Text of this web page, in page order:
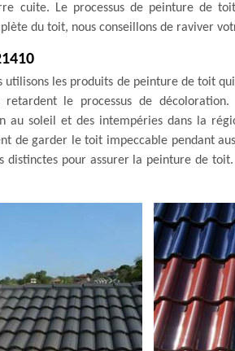
cuite. Le processus de peinture de
du toit, nous conseillons de raviver
utilisons les produits de peinture de toit
le processus de décoloration.
au soleil et des intempéries dans la
de garder le toit impeccable pendant
distinctes pour assurer la peinture de toit.